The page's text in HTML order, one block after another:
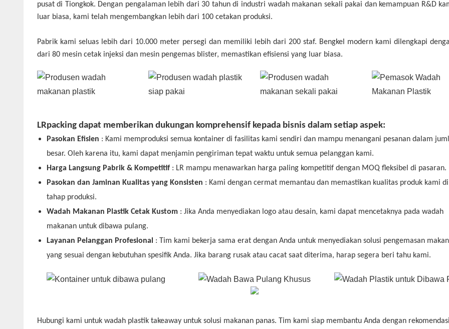
pusat di Tiongkok. Dengan pengalaman lebih dari 30 tahun di industri wadah makanan sekali pakai dan kemampuan R&D
luar biasa, kami telah mengembangkan lebih dari 100 cetakan produksi.
Pabrik kami seluas lebih dari 10.000 meter persegi dan memiliki lebih dari 200 staf. Bengkel modern kami dilengkapi
dari 80 mesin cetak injeksi dan mesin pengemas blister, memastikan efisiensi yang luar biasa.
LRpacking dapat memberikan dukungan komprehensif kepada bisnis dalam setiap aspek:
Pasokan Efisien : Kami memproduksi semua kontainer di fasilitas kami sendiri dan mampu menangani pesanan dalam
besar. Oleh karena itu, kami dapat menjamin pengiriman tepat waktu untuk semua pelanggan kami.
Harga Langsung Pabrik & Kompetitif : LR mampu menawarkan harga paling kompetitif dengan MOQ fleksibel di pasaran.
Pasokan dan Jaminan Kualitas yang Konsisten : Kami dengan cermat memantau dan memastikan kualitas produk kami
tahap produksi.
Wadah Makanan Plastik Cetak Kustom : Jika Anda menyediakan logo atau desain, kami dapat mencetaknya pada wadah
makanan untuk dibawa pulang.
Layanan Pelanggan Profesional
: Tim kami bekerja sama erat dengan Anda untuk menyediakan solusi pengemasan
yang sesuai dengan kebutuhan spesifik Anda. Jika barang rusak atau cacat saat diterima, harap segera beri tahu kami.
Hubungi kami untuk wadah plastik takeaway untuk solusi makanan panas. Tim kami siap membantu Anda dengan rekomendasi